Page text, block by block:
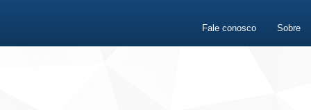
Fale conosco Sobre